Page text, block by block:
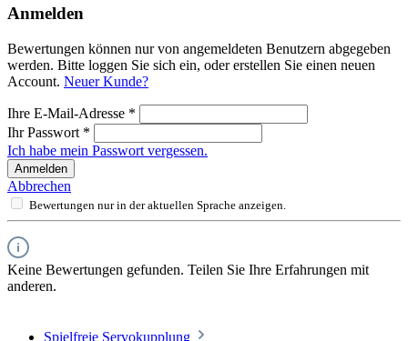
Anmelden
Bewertungen können nur von angemeldeten Benutzern abgegeben
werden. Bitte loggen Sie sich ein, oder erstellen Sie einen neuen
Account. Neuer Kunde?
Ihre E-Mail-Adresse *
Ihr Passwort *
Ich habe mein Passwort vergessen.
Anmelden
Abbrechen
Bewertungen nur in der aktuellen Sprache anzeigen.
Keine Bewertungen gefunden. Teilen Sie Ihre Erfahrungen mit
anderen.
Spielfreie Servokupplung